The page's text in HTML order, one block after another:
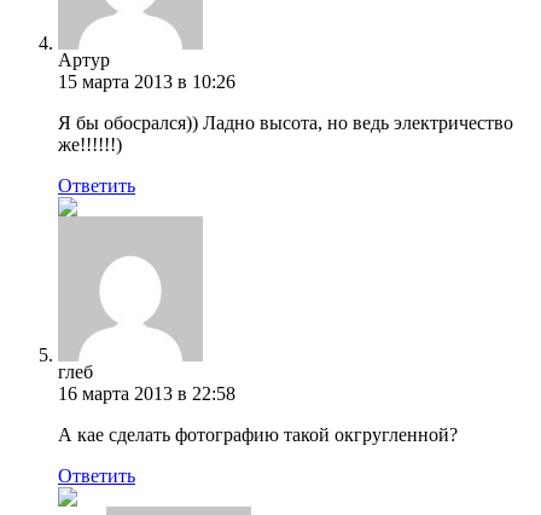
Артур
15 марта 2013 в 10:26
Я бы обосрался)) Ладно высота, но ведь электричество
же!!!!!!)
Ответить
глеб
16 марта 2013 в 22:58
А кае сделать фотографию такой окгругленной?
Ответить